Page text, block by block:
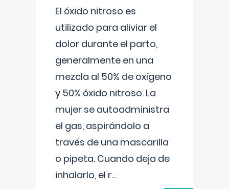
El óxido nitroso es
utilizado para aliviar el
dolor durante el parto,
generalmente en una
mezcla al 50% de oxígeno
y 50% óxido nitroso. La
mujer se autoadministra
el gas, aspirándolo a
través de una mascarilla
o pipeta. Cuando deja de
inhalarlo, el r...